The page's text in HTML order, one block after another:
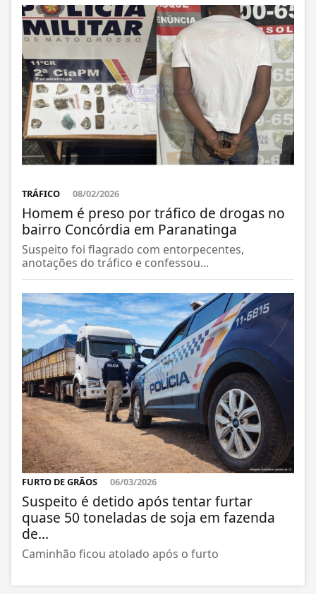
TRÁFICO 08/02/2026
Homem é preso por tráfico de drogas no
bairro Concórdia em Paranatinga
Suspeito foi flagrado com entorpecentes,
anotações do tráfico e confessou...
FURTO DE GRÃOS 06/03/2026
Suspeito é detido após tentar furtar
quase 50 toneladas de soja em fazenda
de...
Caminhão ficou atolado após o furto